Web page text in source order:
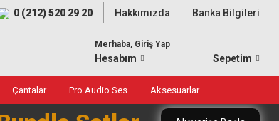
0 (212) 520 29 20 Hakkımızda Banka Bilgileri
Merhaba, Giriş Yap
Hesabım Sepetim
Çantalar Pro Audio Ses Aksesuarlar